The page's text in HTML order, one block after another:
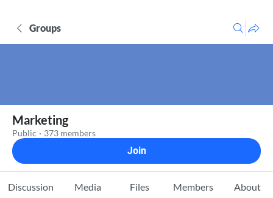
Groups
Marketing
Public · 373 members
Join
Discussion Media Files Members About